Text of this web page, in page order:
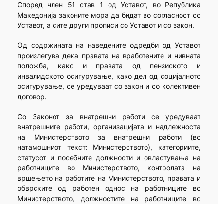
Според член 51 став 1 од Уставот, во Република
Македонија законите мора да бидат во согласност со
Уставот, а сите други прописи со Уставот и со закон.
Од содржината на наведените одредби од Уставот
произлегува дека правата на вработените и нивната
положба, како и правата од пензиското и
инвалидското осигурување, како дел од социјалното
осигурување, се уредуваат со закон и со колективен
договор.
Со Законот за внатрешни работи се уредуваат
внатрешните работи, организацијата и надлежноста
на Министерството за внатрешни работи (во
натамошниот текст: Министерството), категориите,
статусот и посебните должности и овластувања на
работниците во Министерството, контролата на
вршењетo на работите на Министерството, правата и
обврските од работен однос на работниците во
Министерството, должностите на работниците во